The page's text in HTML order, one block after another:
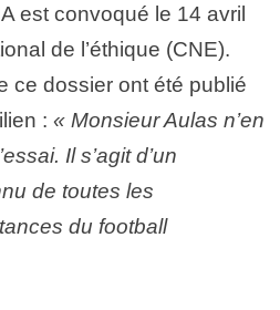
est convoqué le 14 avril
de l’éthique (CNE).
ce dossier ont été publié
: « Monsieur Aulas n’en
Il s’agit d’un
de toutes les
du football